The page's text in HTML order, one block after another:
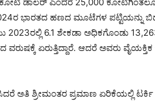
ಭಾರತದ ಹಣದ ಮೂಟೆಗಳ ಪಟ್ಟಿಯನ್ನು
2023ರಲ್ಲಿ 6.1 ಶೇಕಡಾ ಅಧಿಕಗೊಂಡು
ವರುಷಕ್ಕೆ ಏರುತ್ತಿದ್ದಾರೆ. ಆದರೆ ಅವರು
ಅತಿ ಶ್ರೀಮಂತರ ಪ್ರಮಾಣ ಏರಿಕೆಯಲ್ಲಿ ಟರ್ಕಿ